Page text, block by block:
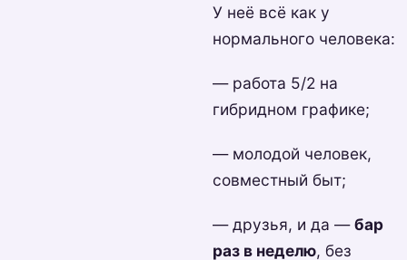
У неё всё как у
нормального человека:
— работа 5/2 на
гибридном графике;
— молодой человек,
совместный быт;
— друзья, и да —бар
раз в неделю, без